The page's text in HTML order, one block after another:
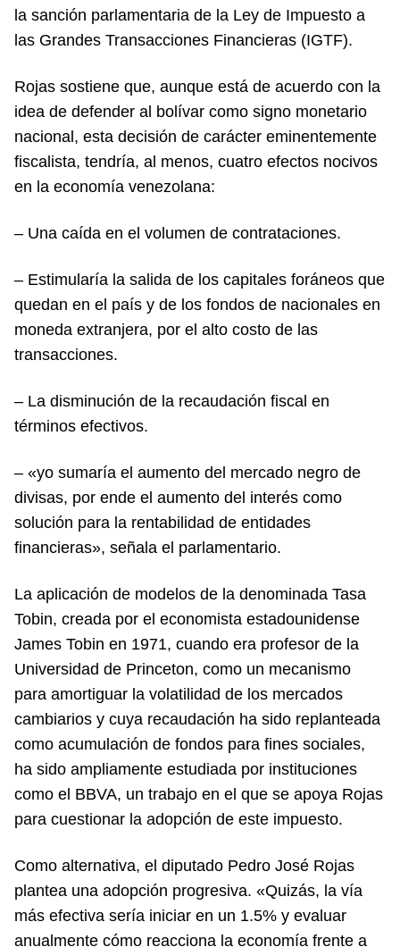
la sanción parlamentaria de la Ley de Impuesto a
las Grandes Transacciones Financieras (IGTF).
Rojas sostiene que, aunque está de acuerdo con la
idea de defender al bolívar como signo monetario
nacional, esta decisión de carácter eminentemente
fiscalista, tendría, al menos, cuatro efectos nocivos
en la economía venezolana:
– Una caída en el volumen de contrataciones.
– Estimularía la salida de los capitales foráneos que
quedan en el país y de los fondos de nacionales en
moneda extranjera, por el alto costo de las
transacciones.
– La disminución de la recaudación fiscal en
términos efectivos.
– «yo sumaría el aumento del mercado negro de
divisas, por ende el aumento del interés como
solución para la rentabilidad de entidades
financieras», señala el parlamentario.
La aplicación de modelos de la denominada Tasa
Tobin, creada por el economista estadounidense
James Tobin en 1971, cuando era profesor de la
Universidad de Princeton, como un mecanismo
para amortiguar la volatilidad de los mercados
cambiarios y cuya recaudación ha sido replanteada
como acumulación de fondos para fines sociales,
ha sido ampliamente estudiada por instituciones
como el BBVA, un trabajo en el que se apoya Rojas
para cuestionar la adopción de este impuesto.
Como alternativa, el diputado Pedro José Rojas
plantea una adopción progresiva. «Quizás, la vía
más efectiva sería iniciar en un 1.5% y evaluar
anualmente cómo reacciona la economía frente a